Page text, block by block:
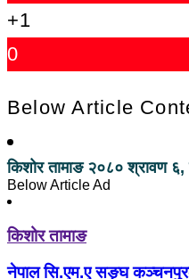
+1
0
Below Article
किशोर तामाङ २०८० श्रावण ६,
Below Article Ad
किशोर तामाङ
नेपाल सि.एम.ए सङ्घ